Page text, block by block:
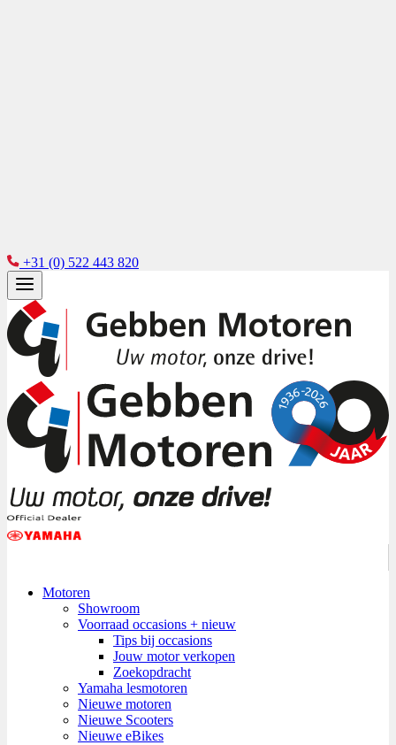
+31 (0) 522 443 820
Motoren
Showroom
Voorraad occasions + nieuw
Tips bij occasions
Jouw motor verkopen
Zoekopdracht
Yamaha lesmotoren
Nieuwe motoren
Nieuwe Scooters
Nieuwe eBikes